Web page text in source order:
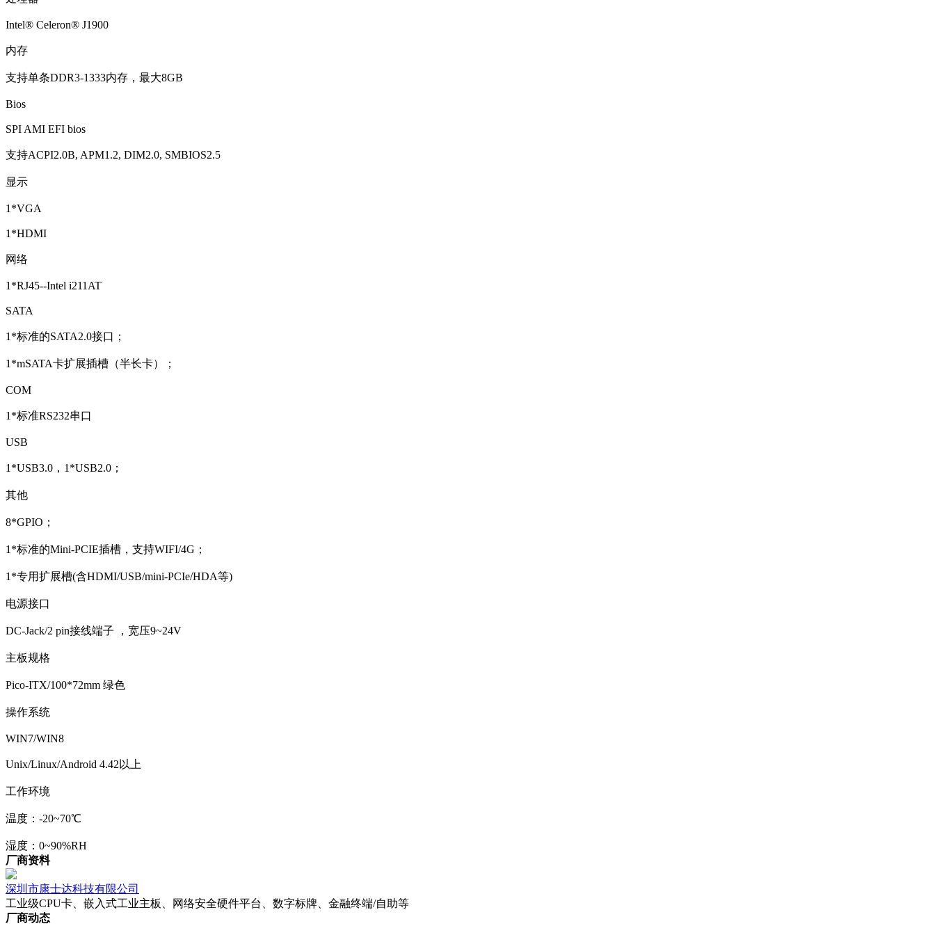
Intel® Celeron® J1900
内存
支持单条DDR3-1333内存，最大8GB
Bios
SPI AMI EFI bios
支持ACPI2.0B, APM1.2, DIM2.0, SMBIOS2.5
显示
1*VGA
1*HDMI
网络
1*RJ45--Intel i211AT
SATA
1*标准的SATA2.0接口；
1*mSATA卡扩展插槽（半长卡）；
COM
1*标准RS232串口
USB
1*USB3.0，1*USB2.0；
其他
8*GPIO；
1*标准的Mini-PCIE插槽，支持WIFI/4G；
1*专用扩展槽(含HDMI/USB/mini-PCIe/HDA等)
电源接口
DC-Jack/2 pin接线端子 ，宽压9~24V
主板规格
Pico-ITX/100*72mm 绿色
操作系统
WIN7/WIN8
Unix/Linux/Android 4.42以上
工作环境
温度：-20~70℃
湿度：0~90%RH
厂商资料
深圳市康士达科技有限公司
工业级CPU卡、嵌入式工业主板、网络安全硬件平台、数字标牌、金融终端/自助等
厂商动态